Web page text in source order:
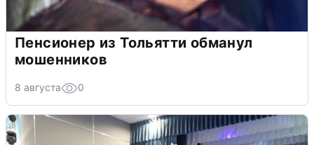
Пенсионер из Тольятти обманул
мошенников
8 августа 0